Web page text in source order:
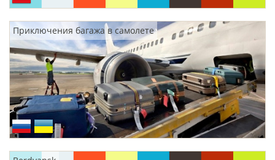
Приключения багажа в самолете